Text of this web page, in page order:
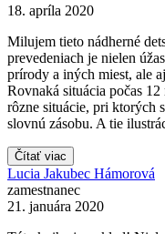
18. apríla 2020
Milujem tieto nádherné
prevedeniach je nielen
prírody a iných miest, ale
Rovnaká situácia počas
rôzne situácie, pri ktorých
slovnú zásobu. A tie
Čítať viac
Lucia Jakubec Hámorová
zamestnanec
21. januára 2020